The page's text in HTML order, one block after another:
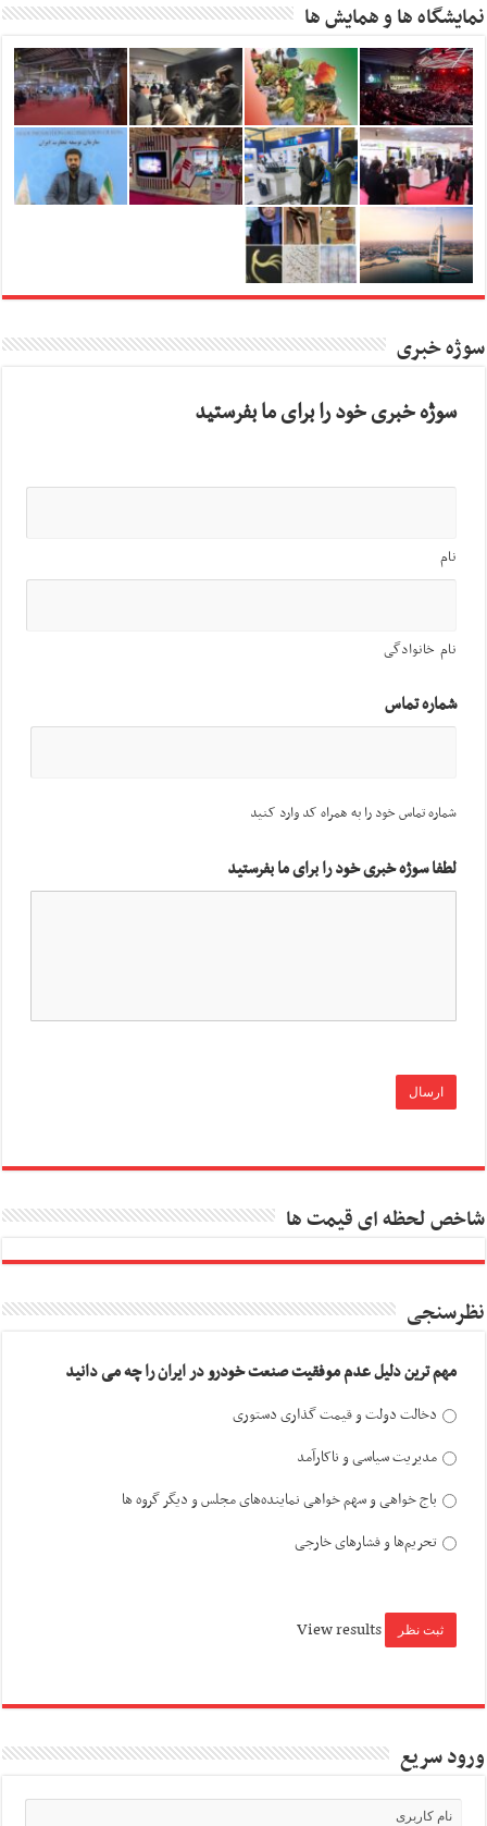
نمایشگاه ها و همایش ها
سوژه خبری
سوژه خبری خود را برای ما بفرستید
نام
نام خانوادگی
شماره تماس
شماره تماس خود را به همراه کد وارد کنید
لطفا سوژه خبری خود را برای ما بفرستید
شاخص لحظه ای قیمت ها
نظرسنجی
مهم ترین دلیل عدم موفقیت صنعت خودرو در ایران را چه می دانید
دخالت دولت و قیمت گذاری دستوری
مدیریت سیاسی و ناکارآمد
باج خواهی و سهم خواهی نماینده‌های مجلس و دیگر گروه ها
تحریم‌ها و فشارهای خارجی
View results
ورود سریع